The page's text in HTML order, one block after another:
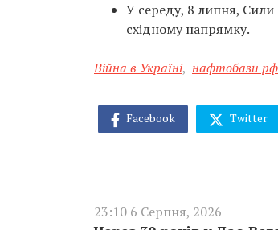
У середу, 8 липня,
східному напрямку.
Війна в Україні, нафтобази рф
Facebook Twitter
23:10 6 Серпня, 2026